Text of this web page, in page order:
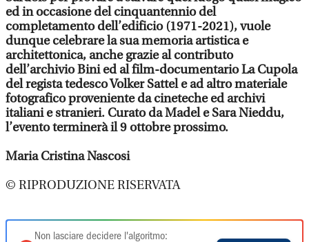
ed in occasione del cinquantennio del
completamento dell’edificio (1971-2021), vuole
dunque celebrare la sua memoria artistica e
architettonica, anche grazie al contributo
dell’archivio Bini ed al film-documentario La Cupola
del regista tedesco Volker Sattel e ad altro materiale
fotografico proveniente da cineteche ed archivi
italiani e stranieri. Curato da Madel e Sara Nieddu,
l’evento terminerà il 9 ottobre prossimo.
Maria Cristina Nascosi
© RIPRODUZIONE RISERVATA
Non lasciare decidere l'algoritmo: